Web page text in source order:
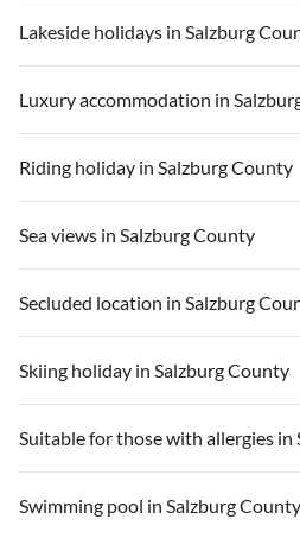
Lakeside holidays in Salzburg
Luxury accommodation in
Riding holiday in Salzburg County
Sea views in Salzburg County
Secluded location in Salzburg
Skiing holiday in Salzburg County
Suitable for those with allergies in
Swimming pool in Salzburg County